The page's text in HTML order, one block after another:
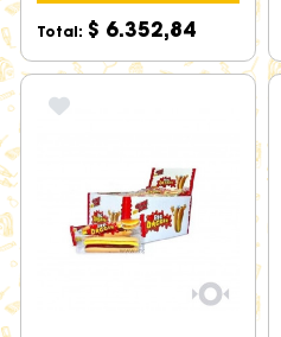
Total: $ 6.352,84